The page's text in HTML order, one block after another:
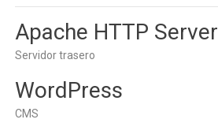
Apache HTTP Server
Servidor trasero
WordPress
CMS